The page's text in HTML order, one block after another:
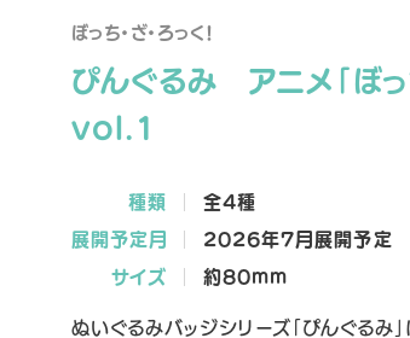
ぼっち・ざ・ろっく！
ぴんぐるみ アニメ「ぼっち
vol.1
種類 全4種
展開予定月 2026年7月展開予定
サイズ 約80mm
ぬいぐるみバッジシリーズ「ぴんぐるみ」